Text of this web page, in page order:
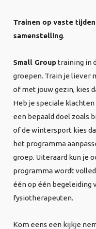
Trainen op vaste
samenstelling.
Small Grouptraining in
groepen. Train je liever
of met jouw gezin, kies
Heb je speciale
een bepaald doel zoals
of de wintersport kies
het programma
groep. Uiteraard kun je
programma wordt
één op één begeleiding
fysiotherapeuten.
Kom eens een kijkje